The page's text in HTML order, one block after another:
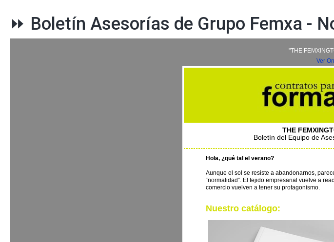
⏩ Boletín Asesorías de Grupo Femxa -